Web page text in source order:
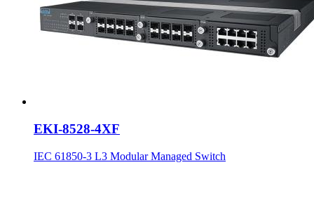
EKI-8528-4XF
IEC 61850-3 L3 Modular Managed Switch